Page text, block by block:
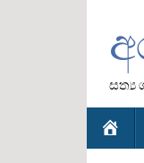
සත්‍ය
content